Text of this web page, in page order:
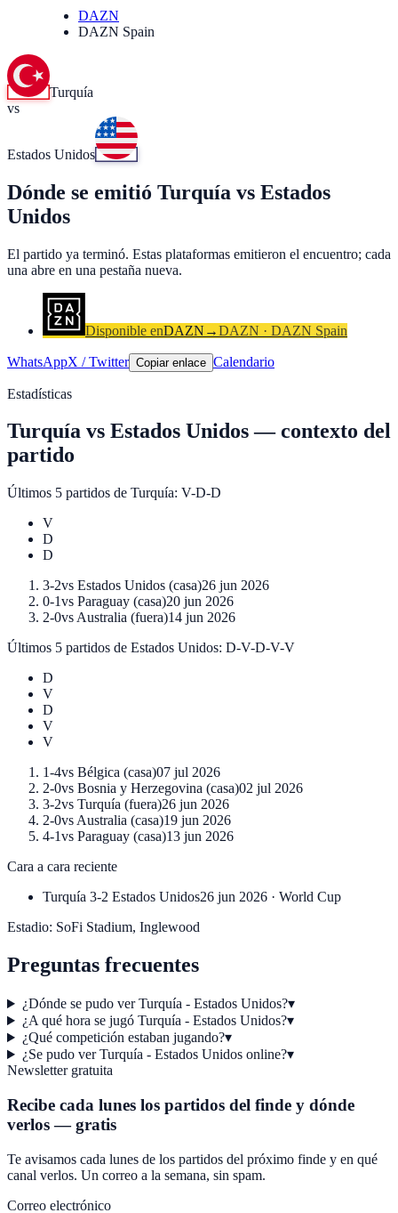
DAZN
DAZN Spain
Turquía
vs
Estados Unidos
Dónde se emitió Turquía vs Estados
Unidos
El partido ya terminó. Estas plataformas emitieron el encuentro; cada
una abre en una pestaña nueva.
Disponible enDAZN →DAZN · DAZN Spain
WhatsAppX / Twitter Copiar enlace Calendario
Estadísticas
Turquía vs Estados Unidos—contexto del
partido
Últimos 5 partidos de Turquía: V-D-D
V
D
D
3-2vs Estados Unidos (casa)26 jun 2026
0-1vs Paraguay (casa)20 jun 2026
2-0vs Australia (fuera)14 jun 2026
Últimos 5 partidos de Estados Unidos: D-V-D-V-V
D
V
D
V
V
1-4vs Bélgica (casa)07 jul 2026
2-0vs Bosnia y Herzegovina (casa)02 jul 2026
3-2vs Turquía (fuera)26 jun 2026
2-0vs Australia (casa)19 jun 2026
4-1vs Paraguay (casa)13 jun 2026
Cara a cara reciente
Turquía 3-2 Estados Unidos26 jun 2026 · World Cup
Estadio: SoFi Stadium, Inglewood
Preguntas frecuentes
¿Dónde se pudo ver Turquía - Estados Unidos?▾
¿A qué hora se jugó Turquía - Estados Unidos?▾
¿Qué competición estaban jugando?▾
¿Se pudo ver Turquía - Estados Unidos online?▾
Newsletter gratuita
Recibe cada lunes los partidos del finde y dónde
verlos — gratis
Te avisamos cada lunes de los partidos del próximo finde y en qué
canal verlos. Un correo a la semana, sin spam.
Correo electrónico